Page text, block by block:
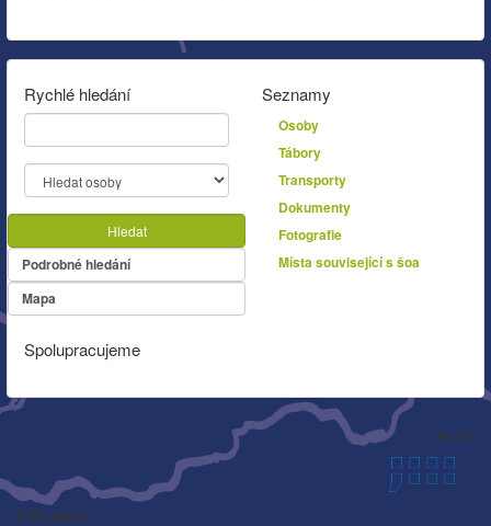
Rychlé hledání
Hledat
Podrobné hledání
Mapa
Seznamy
Osoby
Tábory
Transporty
Dokumenty
Fotografie
Místa související s šoa
Spolupracujeme
Autor
Děkujeme